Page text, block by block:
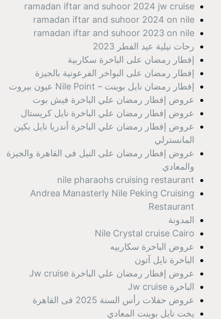
ramadan iftar and suhoor 2024 jw cruise
ramadan iftar and suhoor 2024 on nile
ramadan iftar and suhoor 2023 on nile
رحات نيلية عيد الفطر 2023
إفطار رمضان على الباخرة سكاربية
إفطار رمضان على البواخر الفرعونية بالجيزة
إفطار رمضان نايل بوينت – Nile Point عيون بيروت
عروض إفطار رمضان علي الباخرة فيش بوت
عروض إفطار رمضان علي الباخرة نايل كريستال
عروض إفطار رمضان علي الباخرة أندريا نايل بكين
المانسترلي
عروض إفطار رمضان على النيل فى القاهرة والجيزة
والمعادي
nile pharaohs cruising restaurant
Andrea Manasterly Nile Peking Cruising
Restaurant
المدونة
Nile Crystal cruise Cairo
عروض الباخرة سكاربيه
الباخرة نايل آتون
عروض إفطار رمضان علي الباخرة Jw cruise
الباخرة Jw cruise
عروض حفلات رأس السنة 2025 فى القاهرة
يخت نايل بوينت المعادي